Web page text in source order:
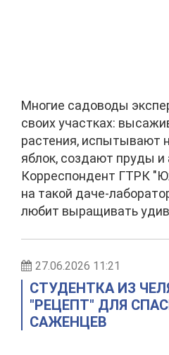
Многие садоводы
своих участках:
растения, испытывают
яблок, создают пруды и
Корреспондент ГТРК
на такой даче-
любит выращивать
27.06.2026 11:21
СТУДЕНТКА ИЗ
"РЕЦЕПТ" ДЛЯ
САЖЕНЦЕВ